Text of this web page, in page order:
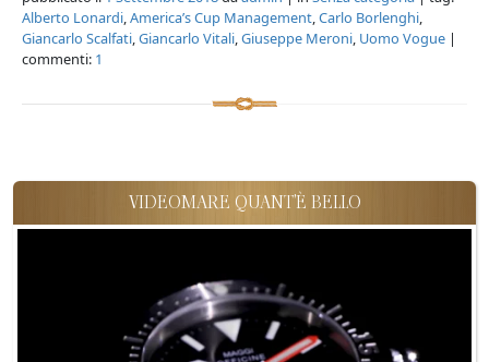
Alberto Lonardi,America’s Cup Management,Carlo Borlenghi,
Giancarlo Scalfati,Giancarlo Vitali,Giuseppe Meroni, Uomo Vogue |
commenti: 1
VIDEOMARE QUANT'È BELLO